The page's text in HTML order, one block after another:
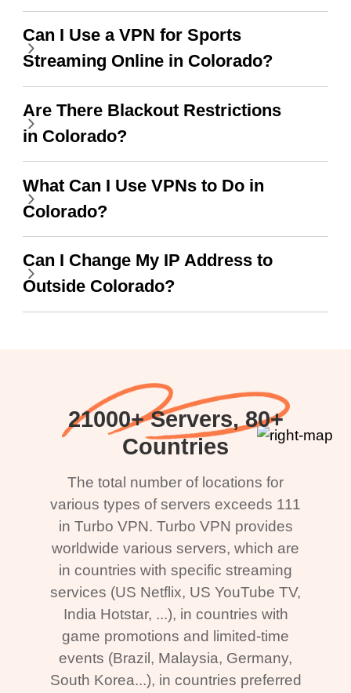
when I use this I just
wanted to say thank you
and keep up the good
work.
Can I Use a VPN for Sports
Streaming Online in Colorado?
Are There Blackout Restrictions
in Colorado?
What Can I Use VPNs to Do in
Colorado?
Can I Change My IP Address to
Outside Colorado?
21000+ Servers, 80+
Countries
The total number of locations for
various types of servers exceeds 111
in Turbo VPN. Turbo VPN provides
worldwide various servers, which are
in countries with specific streaming
services (US Netflix, US YouTube TV,
India Hotstar, ...), in countries with
game promotions and limited-time
events (Brazil, Malaysia, Germany,
South Korea...), in countries preferred